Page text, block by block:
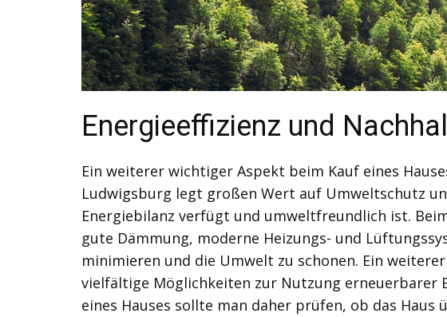
Energieeffizienz und
Ein weiterer wichtiger Aspekt beim Kauf eines
Ludwigsburg legt großen Wert auf Umweltschutz
Energiebilanz verfügt und umweltfreundlich ist.
gute Dämmung, moderne Heizungs- und
minimieren und die Umwelt zu schonen. Ein
vielfältige Möglichkeiten zur Nutzung erneuerbarer
eines Hauses sollte man daher prüfen, ob das